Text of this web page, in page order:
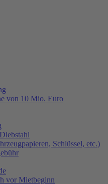
von 10 Mio. Euro
Schlüssel, etc.)
vor Mietbeginn